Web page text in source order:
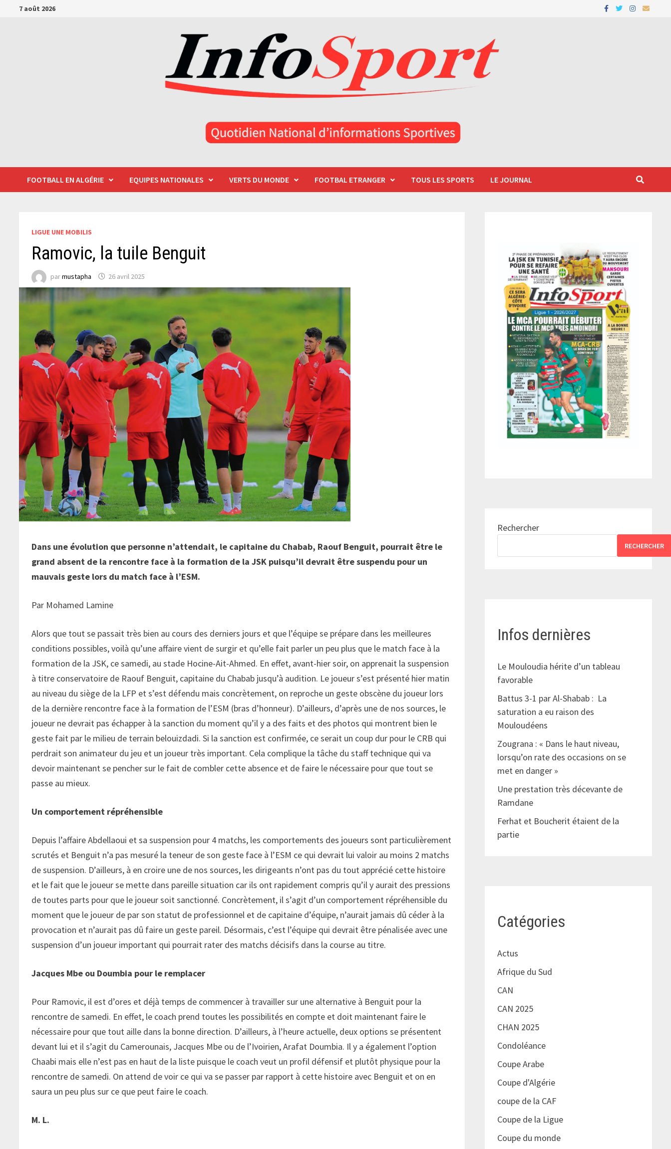
Passer7 août 2026
FOOTBALL EN ALGÉRIE EQUIPES NATIONALES VERTS DU MONDE FOOTBAL ETRANGER TOUS LES SPORTS LE JOURNAL
LIGUE UNE MOBILIS
Ramovic, la tuile Benguit
parmustapha 26 avril 2025
Dans une évolution que personne n’attendait, le capitaine du Chabab, Raouf Benguit, pourrait être le
grand absent de la rencontre face à la formation de la JSK puisqu’il devrait être suspendu pour un
mauvais geste lors du match face à l’ESM.
Par Mohamed Lamine
Alors que tout se passait très bien au cours des derniers jours et que l’équipe se prépare dans les meilleures
conditions possibles, voilà qu’une affaire vient de surgir et qu’elle fait parler un peu plus que le match face à la
formation de la JSK, ce samedi, au stade Hocine-Ait-Ahmed. En effet, avant-hier soir, on apprenait la suspension
à titre conservatoire de Raouf Benguit, capitaine du Chabab jusqu’à audition. Le joueur s’est présenté hier matin
au niveau du siège de la LFP et s’est défendu mais concrètement, on reproche un geste obscène du joueur lors
de la dernière rencontre face à la formation de l’ESM (bras d’honneur). D’ailleurs, d’après une de nos sources, le
joueur ne devrait pas échapper à la sanction du moment qu’il y a des faits et des photos qui montrent bien le
geste fait par le milieu de terrain belouizdadi. Si la sanction est confirmée, ce serait un coup dur pour le CRB qui
perdrait son animateur du jeu et un joueur très important. Cela complique la tâche du staff technique qui va
devoir maintenant se pencher sur le fait de combler cette absence et de faire le nécessaire pour que tout se
passe au mieux.
Un comportement répréhensible
Depuis l’affaire Abdellaoui et sa suspension pour 4 matchs, les comportements des joueurs sont particulièrement
scrutés et Benguit n’a pas mesuré la teneur de son geste face à l’ESM ce qui devrait lui valoir au moins 2 matchs
de suspension. D’ailleurs, à en croire une de nos sources, les dirigeants n’ont pas du tout apprécié cette histoire
et le fait que le joueur se mette dans pareille situation car ils ont rapidement compris qu’il y aurait des pressions
de toutes parts pour que le joueur soit sanctionné. Concrètement, il s’agit d’un comportement répréhensible du
moment que le joueur de par son statut de professionnel et de capitaine d’équipe, n’aurait jamais dû céder à la
provocation et n’aurait pas dû faire un geste pareil. Désormais, c’est l’équipe qui devrait être pénalisée avec une
suspension d’un joueur important qui pourrait rater des matchs décisifs dans la course au titre.
Jacques Mbe ou Doumbia pour le remplacer
Pour Ramovic, il est d’ores et déjà temps de commencer à travailler sur une alternative à Benguit pour la
rencontre de samedi. En effet, le coach prend toutes les possibilités en compte et doit maintenant faire le
nécessaire pour que tout aille dans la bonne direction. D’ailleurs, à l’heure actuelle, deux options se présentent
devant lui et il s’agit du Camerounais, Jacques Mbe ou de l’Ivoirien, Arafat Doumbia. Il y a également l’option
Chaabi mais elle n’est pas en haut de la liste puisque le coach veut un profil défensif et plutôt physique pour la
rencontre de samedi. On attend de voir ce qui va se passer par rapport à cette histoire avec Benguit et on en
saura un peu plus sur ce que peut faire le coach.
M. L.
Rechercher
RECHERCHER
Infos dernières
Le Mouloudia hérite d’un tableau
favorable
Battus 3-1 par Al-Shabab : La
saturation a eu raison des
Mouloudéens
Zougrana : « Dans le haut niveau,
lorsqu’on rate des occasions on se
met en danger »
Une prestation très décevante de
Ramdane
Ferhat et Boucherit étaient de la
partie
Catégories
Actus
Afrique du Sud
CAN
CAN 2025
CHAN 2025
Condoléance
Coupe Arabe
Coupe d'Algérie
coupe de la CAF
Coupe de la Ligue
Coupe du monde